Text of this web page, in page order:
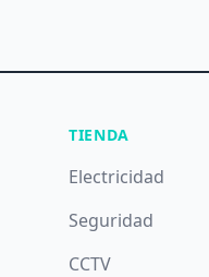
TIENDA
Electricidad
Seguridad
CCTV